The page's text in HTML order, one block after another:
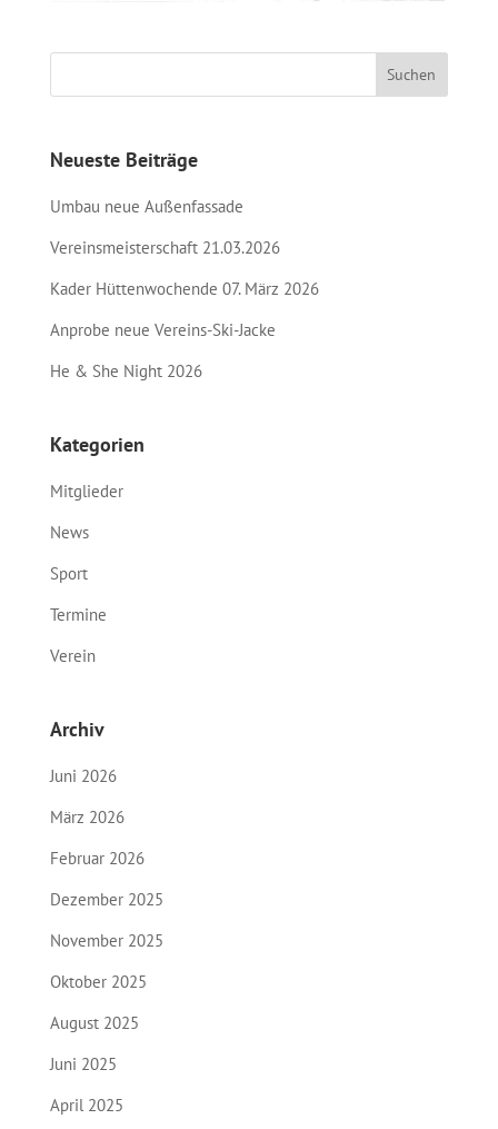
Neueste Beiträge
Umbau neue Außenfassade
Vereinsmeisterschaft 21.03.2026
Kader Hüttenwochende 07. März 2026
Anprobe neue Vereins-Ski-Jacke
He & She Night 2026
Kategorien
Mitglieder
News
Sport
Termine
Verein
Archiv
Juni 2026
März 2026
Februar 2026
Dezember 2025
November 2025
Oktober 2025
August 2025
Juni 2025
April 2025